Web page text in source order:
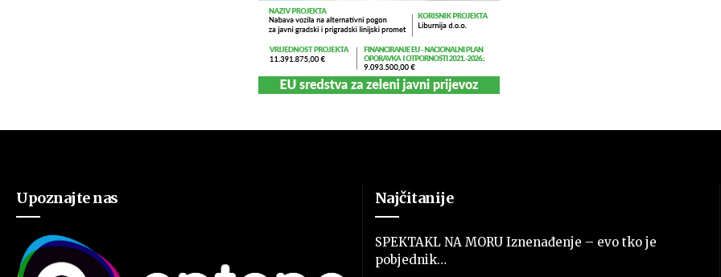
Upoznajte nas Najčitanije
SPEKTAKL NA MORU Iznenađenje – evo tko je
pobjednik…